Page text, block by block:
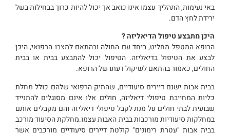
באי נעימות, התהליך עצמו אינו כואב אך יכול להיות כרוך בבחילות בשל
ירידת לחץ הדם.
היכן מתבצע טיפול הדיאליזה ?
הרופא המטפל מחליט, ביחד עם החולה ובהתאם למצבו הרפואי, היכן
לבצע את הטיפול בדיאליזה. הטיפול יכול להתבצע בבית או בבית
החולים, כאמור בהתאם לשיקול דעתו של הרופא.
בבית אבות ישנם דיירים סיעודיים, שהתיק הרפואי שלהם כולל מחלת
כליות המחייבת טיפולי דיאליזה, חולים אלו אינם מסוגלים להתנייד
שבועית לבתי חולים על מנת לקבל טיפולי דיאליזה והם מקבלים אותם
במחלקות סיעודיות מורכבות בבית האבות עצמו.מחלקת הסיעוד מורכב
בבית אבות "עטרת רימונים" קולטת דיירים סיעודיים מורכבים אשר